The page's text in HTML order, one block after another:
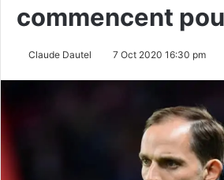
commencent
Claude Dautel 7 Oct 2020 16:30 pm